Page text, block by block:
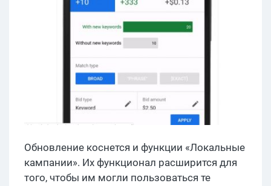
Обновление коснется и функции «Локальные
кампании». Их функционал расширится для
того, чтобы им могли пользоваться те